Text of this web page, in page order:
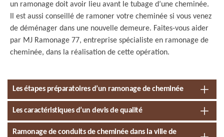
un ramonage doit avoir lieu avant le tubage d’une cheminée.
Il est aussi conseillé de ramoner votre cheminée si vous venez
de déménager dans une nouvelle demeure. Faites-vous aider
par MJ Ramonage 77, entreprise spécialiste en ramonage de
cheminée, dans la réalisation de cette opération.
Les étapes préparatoires d’un ramonage de cheminée
Les caractéristiques d’un devis de qualité
Ramonage de conduits de cheminée dans la ville de